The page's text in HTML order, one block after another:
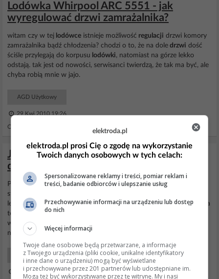
Lodówka Whirpool ARC 5551 - jak
wyregulować drzwi zamrażalnika?
witam czy w tej lodówce istnieje możliwość regulacji drzwi komory
zamrażalnika bądź chłodzenia? chodzi o to, że na dole drzwi dość
ściśle przylegają do korpusu lodówki, natomiast na górze lekko
odstają. tak jest od nowości, serwisanci twierdzą, że tak ma być, ale
chyba robią mnie w jajo.
AGD Użytkowy
29 Kwi 2010 19:26
Odpowiedzi: 0 Wyświetleń: 4442
Jak wyregulować owalny rygiel w
drzwiach balkonowych, by uniknąć oporu?
Przy otwieraniu prawego skrzydładrzwi balkonowych skrzydło
stawia opór i w pewnej pozycji przeskoczy i póżniej otwiera się już
lekko. Zauważyłem , że powodem tej sytuacji jest zbyt niska pozycja
tego metalowego owalnego rygla ( zaznaczyłem go żółtą strzałką)
względem tego metalowego docisku. Żeby skrzydło otwierało się
normalnie muszę klamkę dać nie...
Ogólny techniczny
08 Gru 2025 11:14
elektroda.pl
elektroda.pl prosi Cię o zgodę na wykorzystanie
Twoich danych osobowych w tych celach:
Spersonalizowane reklamy i treści, pomiar reklam i
treści, badanie odbiorców i ulepszanie usług
Przechowywanie informacji na urządzeniu lub dostęp
do nich
Więcej informacji
Twoje dane osobowe będą przetwarzane, a informacje
z Twojego urządzenia (pliki cookie, unikalne identyfikatory
i inne dane o urządzeniu) mogą być wyświetlane
i przechowywane przez 201 partnerów lub udostępniane im.
Mogą też być wykorzystywane przez tę witrynę. My i nasi